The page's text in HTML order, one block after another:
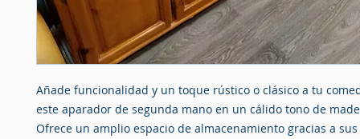
Añade funcionalidad y un toque rústico o clásico a tu
este aparador de segunda mano en un cálido tono de
Ofrece un amplio espacio de almacenamiento gracias a